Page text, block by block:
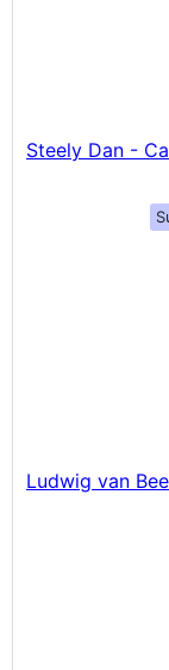
Steely Dan -
Ludwig van